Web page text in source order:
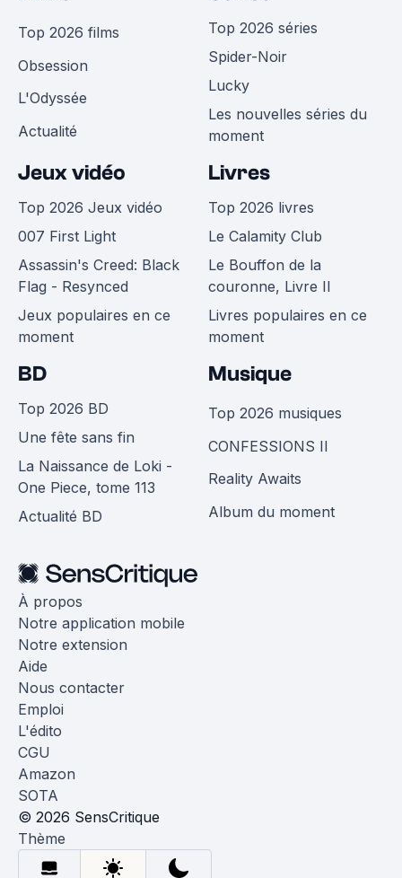
Top 2026 films
Obsession
L'Odyssée
Actualité
Top 2026 séries
Spider-Noir
Lucky
Les nouvelles séries du
moment
Jeux vidéo
Top 2026 Jeux vidéo
007 First Light
Assassin's Creed: Black
Flag - Resynced
Jeux populaires en ce
moment
Livres
Top 2026 livres
Le Calamity Club
Le Bouffon de la
couronne, Livre II
Livres populaires en ce
moment
BD
Top 2026 BD
Une fête sans fin
La Naissance de Loki -
One Piece, tome 113
Actualité BD
Musique
Top 2026 musiques
CONFESSIONS II
Reality Awaits
Album du moment
À propos
Notre application mobile
Notre extension
Aide
Nous contacter
Emploi
L'édito
CGU
Amazon
SOTA
© 2026 SensCritique
Thème